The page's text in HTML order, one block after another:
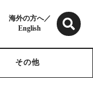
海外の方へ／
English
その他